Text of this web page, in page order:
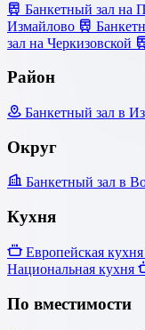
Банкетный зал на
Измайлово
зал на Черкизовской
Район
Банкетный зал в
Округ
Банкетный зал в
Кухня
Европейская кухня
Национальная кухня
По вместимости